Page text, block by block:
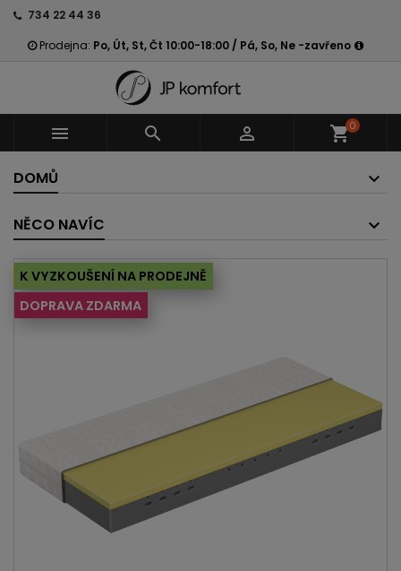
734 22 44 36
Prodejna: Po, Út, St, Čt 10:00-18:00 / Pá, So, Ne -zavřeno
   shopping_cart0
DOMŮ
NĚCO NAVÍC
Vyprodáno
K VYZKOUŠENÍ NA PRODEJNĚ
DOPRAVA ZDARMA